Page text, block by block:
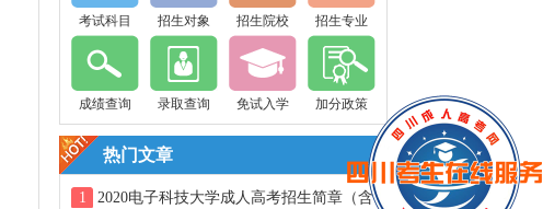
考试科目 招生对象 招生院校 招生专业
成绩查询 录取查询 免试入学 加分政策
热门文章
1 2020电子科技大学成人高考招生简章（含